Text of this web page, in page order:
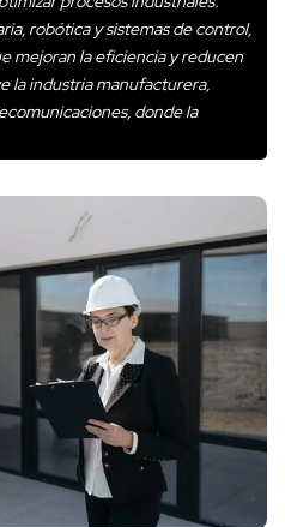
robótica y sistemas de control,
mejoran la eficiencia y reducen
la industria manufacturera,
donde la